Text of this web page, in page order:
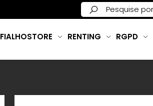
FIALHOSTORE RENTING RGPD